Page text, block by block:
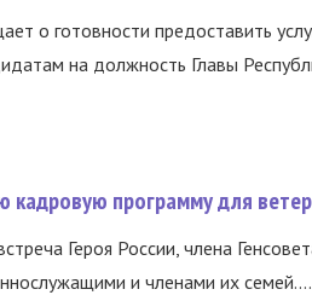
о готовности предоставить
на должность Главы
кадровую программу для
Героя России, члена
и членами их семей....